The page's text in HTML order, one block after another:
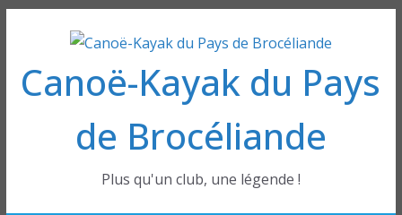
contenu
Canoë-Kayak du Pays
de Brocéliande
Plus qu'un club, une légende !